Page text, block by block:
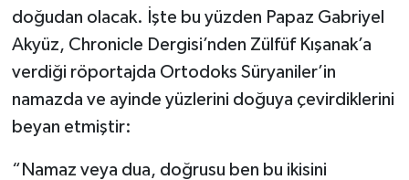
doğudan olacak. İşte bu yüzden Papaz Gabriyel
Akyüz, Chronicle Dergisi’nden Zülfüf Kışanak’a
verdiği röportajda Ortodoks Süryaniler’in
namazda ve ayinde yüzlerini doğuya çevirdiklerini
beyan etmiştir:
“Namaz veya dua, doğrusu ben bu ikisini